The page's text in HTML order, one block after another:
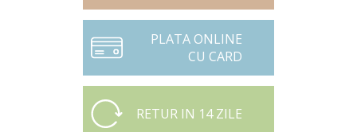
PLATA ONLINE
CU CARD
RETUR IN 14 ZILE